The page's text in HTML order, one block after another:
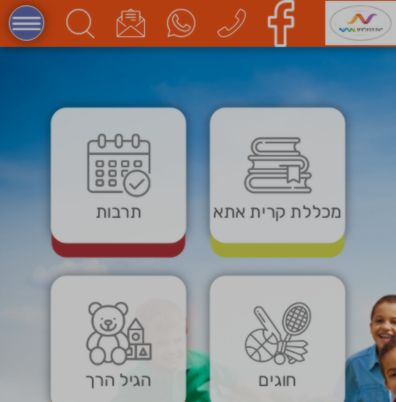
חוגים הגיל הרך
תרבות מכללת קרית אתא